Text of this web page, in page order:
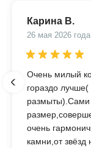
Карина В.
26 мая 2026 года
Очень милый
гораздо
размыты).Сами
очень
камни,от звёзд